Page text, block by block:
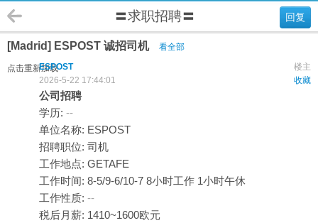
回复
〓求职招聘〓
[Madrid] ESPOST 诚招司机 看全部
点击重新加载 楼主
ESPOST
收藏
2026-5-22 17:44:01
公司招聘
学历: --
单位名称: ESPOST
招聘职位: 司机
工作地点: GETAFE
工作时间: 8-5/9-6/10-7 8小时工作 1小时午休
工作性质: --
税后月薪: 1410~1600欧元